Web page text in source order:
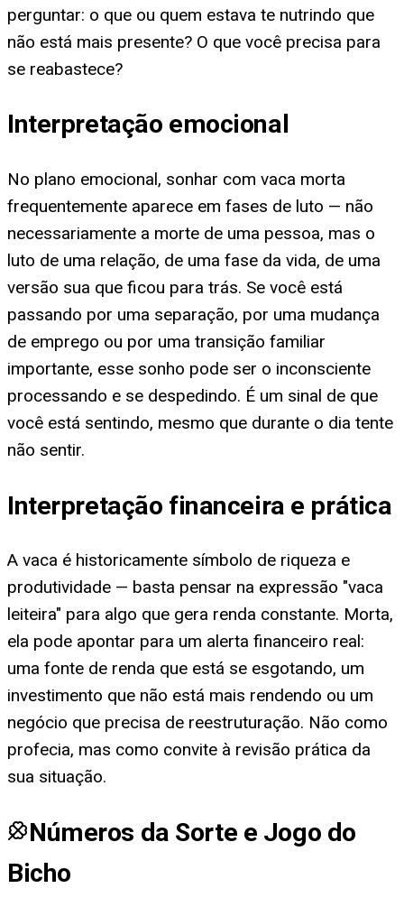
perguntar: o que ou quem estava te nutrindo que
não está mais presente? O que você precisa para
se reabastece?
Interpretação emocional
No plano emocional, sonhar com vaca morta
frequentemente aparece em fases de luto — não
necessariamente a morte de uma pessoa, mas o
luto de uma relação, de uma fase da vida, de uma
versão sua que ficou para trás. Se você está
passando por uma separação, por uma mudança
de emprego ou por uma transição familiar
importante, esse sonho pode ser o inconsciente
processando e se despedindo. É um sinal de que
você está sentindo, mesmo que durante o dia tente
não sentir.
Interpretação financeira e prática
A vaca é historicamente símbolo de riqueza e
produtividade — basta pensar na expressão "vaca
leiteira" para algo que gera renda constante. Morta,
ela pode apontar para um alerta financeiro real:
uma fonte de renda que está se esgotando, um
investimento que não está mais rendendo ou um
negócio que precisa de reestruturação. Não como
profecia, mas como convite à revisão prática da
sua situação.
Números da Sorte e Jogo do
Bicho